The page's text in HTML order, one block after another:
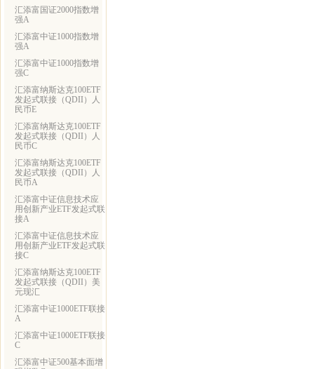
汇添富国证2000指数增
强A
汇添富中证1000指数增
强A
汇添富中证1000指数增
强C
汇添富纳斯达克100ETF
发起式联接（QDII）人
民币E
汇添富纳斯达克100ETF
发起式联接（QDII）人
民币C
汇添富纳斯达克100ETF
发起式联接（QDII）人
民币A
汇添富中证信息技术应
用创新产业ETF发起式联
接A
汇添富中证信息技术应
用创新产业ETF发起式联
接C
汇添富纳斯达克100ETF
发起式联接（QDII）美
元现汇
汇添富中证1000ETF联接
A
汇添富中证1000ETF联接
C
汇添富中证500基本面增